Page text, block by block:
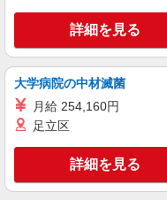
善手当：
により
間） ※固
（上記給与とは
歓迎 ・
神奈
キープ
デイサービス ソラスト保土
介護職
神奈
詳細を見る
大学病院の中材滅菌
月給 254,160円
足立区
詳細を見る